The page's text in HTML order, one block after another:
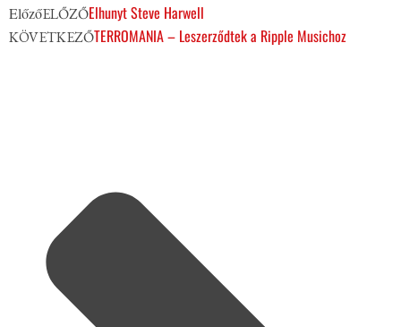
ElőzőELŐZŐElhunyt Steve Harwell
KÖVETKEZŐTERROMANIA – Leszerződtek a Ripple Musichoz